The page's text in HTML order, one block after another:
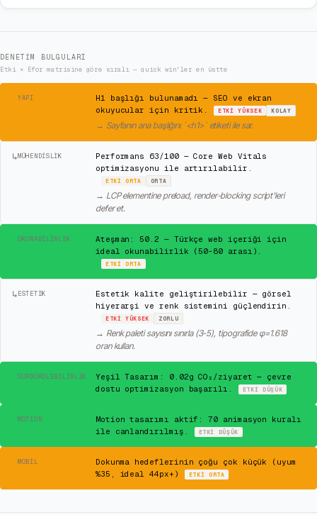
DENETIM BULGULARI
Etki × Efor matrisine göre sıralı — quick win'ler en üstte
YAPI
H1 başlığı bulunamadı — SEO ve ekran
okuyucular için kritik.
ETKIYÜKSEK KOLAY
→ Sayfanın ana başlığını `<h1>` etiketi ile sar.
↳MÜHENDISLIK
Performans 63/100 — Core Web Vitals
optimizasyonu ile artırılabilir.
ETKIORTA ORTA
→ LCP elementine preload, render-blocking script'leri
defer et.
OKUNABILIRLIK
Ateşman: 50.2 — Türkçe web içeriği için
ideal okunabilirlik (50-80 arası).
ETKIORTA
↳ESTETIK
Estetik kalite geliştirilebilir — görsel
hiyerarşi ve renk sistemini güçlendirin.
ETKIYÜKSEK ZORLU
→ Renk paleti sayısını sınırla (3-5), tipografide φ=1.618
oran kullan.
SÜRDÜRÜLEBILIRLIK
Yeşil Tasarım: 0.02g CO₂/ziyaret — çevre
dostu optimizasyon başarılı.
ETKI DÜŞÜK
MOTION
Motion tasarımı aktif: 70 animasyon kuralı
ile canlandırılmış.
ETKI DÜŞÜK
MOBIL
Dokunma hedeflerinin çoğu çok küçük (uyum
%35, ideal 44px+)
ETKI ORTA